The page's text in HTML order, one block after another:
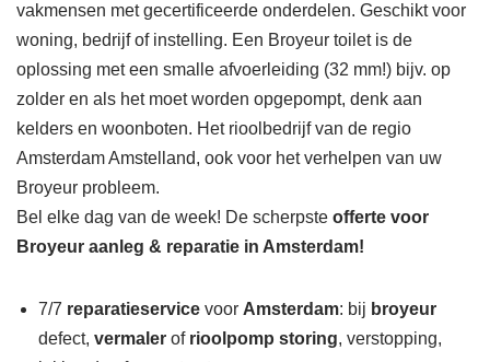
vakmensen met gecertificeerde onderdelen. Geschikt voor
woning, bedrijf of instelling. Een Broyeur toilet is de
oplossing met een smalle afvoerleiding (32 mm!) bijv. op
zolder en als het moet worden opgepompt, denk aan
kelders en woonboten. Het rioolbedrijf van de regio
Amsterdam Amstelland, ook voor het verhelpen van uw
Broyeur probleem.
Bel elke dag van de week! De scherpste offerte voor
Broyeur aanleg & reparatie in Amsterdam!
7/7 reparatieservice voor Amsterdam: bij broyeur
defect, vermaler of rioolpomp storing, verstopping,